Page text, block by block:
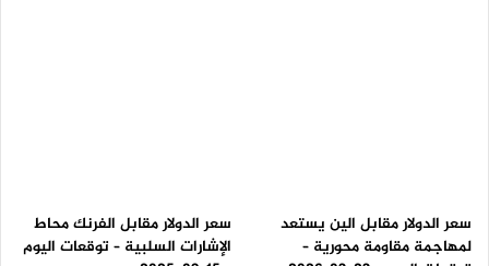
سعر الدولار مقابل الين يستعد
لمهاجمة مقاومة محورية –
سعر الدولار مقابل الفرنك محاط
الإشارات السلبية – توقعات اليوم